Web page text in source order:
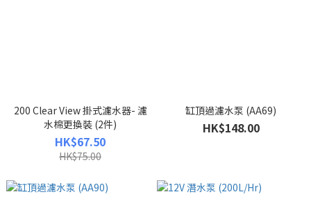
200 Clear View 掛式濾水器- 濾
水棉更換裝 (2件)
HK$67.50
HK$75.00
缸頂過濾水泵 (AA69)
HK$148.00